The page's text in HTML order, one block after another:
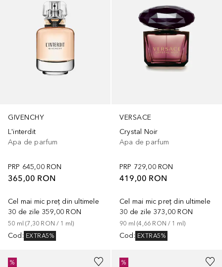
GIVENCHY
L'interdit
Apa de parfum
PRP 645,00 RON
365,00 RON
Cel mai mic preț din ultimele
30 de zile 359,00 RON
50 ml (7,30 RON / 1 ml)
Cod : EXTRA5%
VERSACE
Crystal Noir
Apa de parfum
PRP 729,00 RON
419,00 RON
Cel mai mic preț din ultimele
30 de zile 373,00 RON
90 ml (4,66 RON / 1 ml)
Cod : EXTRA5%
% %